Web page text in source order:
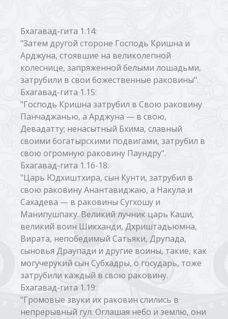
Бхагавад-гита 1.14:
"Затем другой стороне Господь Кришна и
Арджуна, стоявшие на великолепной
колеснице, запряженной белыми лошадьми,
затрубили в свои божественные раковины".
Бхагавад-гита 1.15:
"Господь Кришна затрубил в Свою раковину
Панчаджанью, а Арджуна — в свою,
Девадатту; ненасытный Бхима, славный
своими богатырскими подвигами, затрубил в
свою огромную раковину Паундру".
Бхагавад-гита 1.16-18:
"Царь Юдхиштхира, сын Кунти, затрубил в
свою раковину Анантавиджаю, а Накула и
Сахадева — в раковины Сугхошу и
Манипушпаку. Великий лучник царь Каши,
великий воин Шикханди, Дхриштадьюмна,
Вирата, непобедимый Сатьяки, Друпада,
сыновья Драупади и другие воины, такие, как
могучерукий сын Субхадры, о государь, тоже
затрубили каждый в свою раковину.
Бхагавад-гита 1.19:
"Громовые звуки их раковин слились в
непрерывный гул. Оглашая небо и землю, они